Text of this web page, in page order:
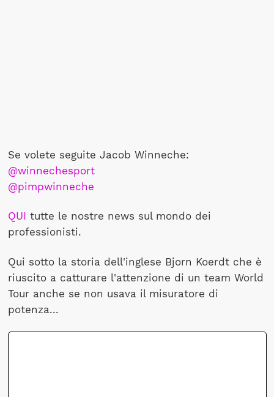
Se volete seguite Jacob Winneche:
@winnechesport
@pimpwinneche
QUI
tutte le nostre news sul mondo dei
professionisti.
Qui sotto la storia dell'inglese Bjorn Koerdt che è
riuscito a catturare l'attenzione di un team World
Tour anche se non usava il misuratore di
potenza...